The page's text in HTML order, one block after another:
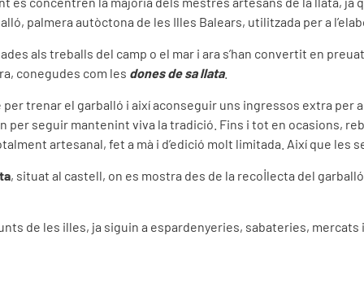
palmera autòctona de les Illes Balears, utilitzada per a
als treballs del camp o el mar i ara s’han convertit en
conegudes com les dones de sa llata.
trenar el garballó i així aconseguir uns ingressos extra per
per seguir mantenint viva la tradició. Fins i tot en ocasions,
artesanal, fet a mà i d’edició molt limitada. Així que les
, situat al castell, on es mostra des de la recol·lecta del
de les illes, ja siguin a espardenyeries, sabateries, mercats i